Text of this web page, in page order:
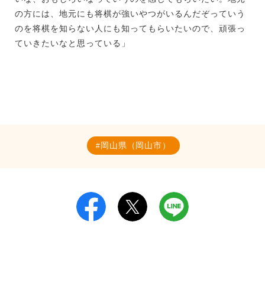
の方には、地元にも将棋が強いやつがいるんだぞっていう
のを将棋を知らない人にも知ってもらいたいので、頑張っ
ていきたいなと思っている」
岡山県（岡山市）